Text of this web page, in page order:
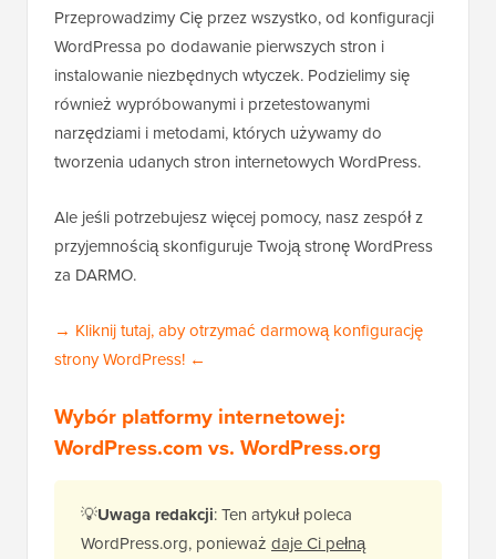
Przeprowadzimy Cię przez wszystko, od konfiguracji
WordPressa po dodawanie pierwszych stron i
instalowanie niezbędnych wtyczek. Podzielimy się
również wypróbowanymi i przetestowanymi
narzędziami i metodami, których używamy do
tworzenia udanych stron internetowych WordPress.
Ale jeśli potrzebujesz więcej pomocy, nasz zespół z
przyjemnością skonfiguruje Twoją stronę WordPress
za DARMO.
→ Kliknij tutaj, aby otrzymać darmową konfigurację
strony WordPress! ←
Wybór platformy internetowej:
WordPress.com vs. WordPress.org
💡Uwaga redakcji: Ten artykuł poleca
WordPress.org, ponieważ daje Ci pełną